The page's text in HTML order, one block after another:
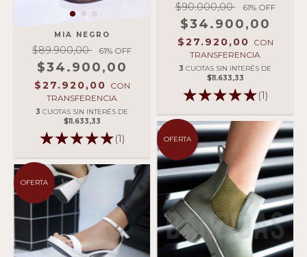
MIA NEGRO
$89.900,00 61% OFF
$34.900,00
$27.920,00 CON
TRANSFERENCIA
3 CUOTAS SIN INTERÉS DE
$11.633,33
(1)
$90.000,00 61% OFF
$34.900,00
$27.920,00 CON
TRANSFERENCIA
3 CUOTAS SIN INTERÉS DE
$11.633,33
(1)
OFERTA
OFERTA